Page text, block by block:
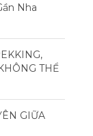
Nha
THỂ
GIỮA